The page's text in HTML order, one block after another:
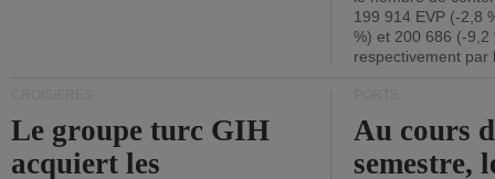
199 914 EVP (-2,8
%) et 200 686 (-9,2
respectivement par
Le groupe turc GIH
acquiert les
Au cours
semestre,